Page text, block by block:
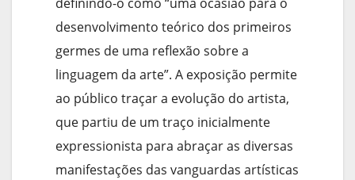
desenvolvimento teórico dos primeiros
germes de uma reflexão sobre a
linguagem da arte”. A exposição permite
ao público traçar a evolução do artista,
que partiu de um traço inicialmente
expressionista para abraçar as diversas
manifestações das vanguardas artísticas